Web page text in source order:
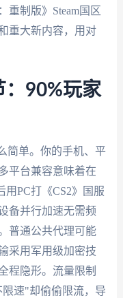
重制版》Steam国区
重大新内容，用对
：90%玩家
简单。你的手机、平
平台兼容意味着在
用PC打《CS2》国服
备并行加速无需频
普通公共代理可能
采用军用级加密技
程隐形。流量限制
速"却偷偷限流，导